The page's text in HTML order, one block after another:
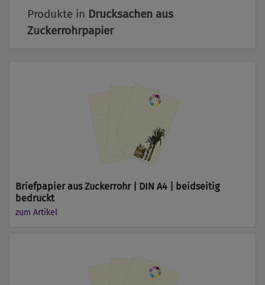
Produkte in Drucksachen aus
Zuckerrohrpapier
Briefpapier aus Zuckerrohr | DIN A4 | beidseitig
bedruckt
zum Artikel